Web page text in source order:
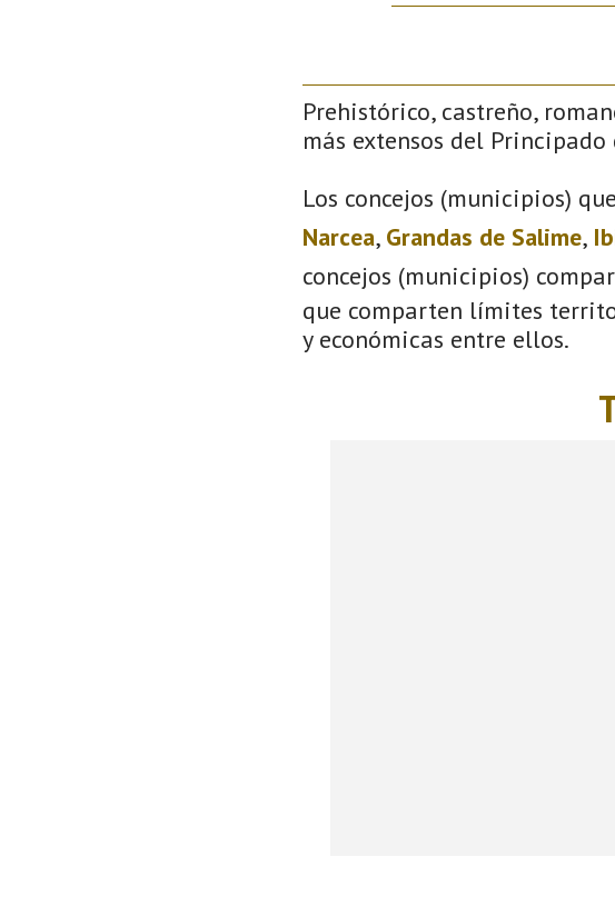
Prehistórico, castreño,
más extensos del Principado
Los concejos (municipios)
Narcea, Grandas de Salime,
concejos (municipios)
que comparten límites
y económicas entre ellos.